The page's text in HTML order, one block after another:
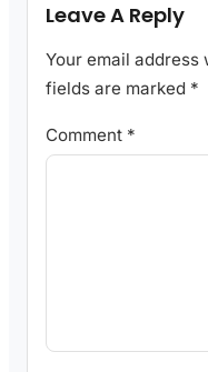
Leave A Reply
Your email address
fields are marked *
Comment *